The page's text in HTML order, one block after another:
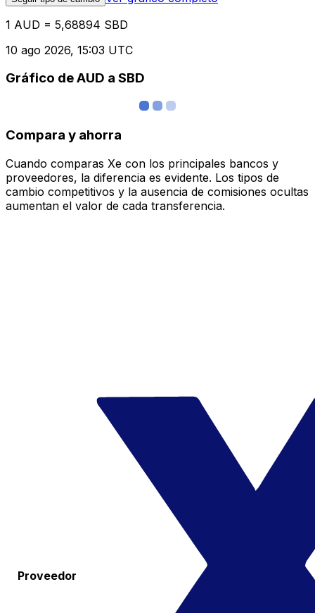
1 AUD = 5,68894 SBD
10 ago 2026, 15:03 UTC
Gráfico de AUD a SBD
Compara y ahorra
Cuando comparas Xe con los principales bancos y
proveedores, la diferencia es evidente. Los tipos de
cambio competitivos y la ausencia de comisiones ocultas
aumentan el valor de cada transferencia.
Proveedor